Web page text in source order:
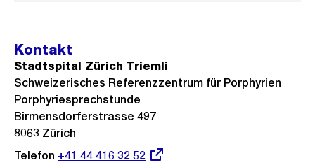
Kontakt
Stadtspital Zürich Triemli
Schweizerisches Referenzzentrum für Porphyrien
Porphyriesprechstunde
Birmensdorferstrasse 497
8063 Zürich
Telefon Externer
+41 44 416 32 52